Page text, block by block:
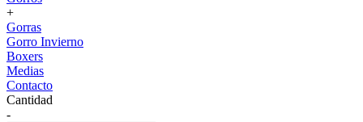
+
Gorras
Gorro Invierno
Boxers
Medias
Contacto
Cantidad
-